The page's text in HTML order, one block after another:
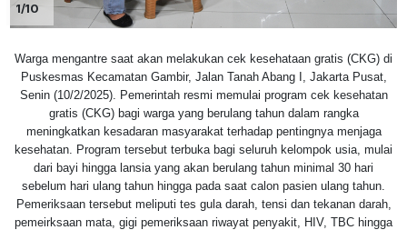
1/10
Warga mengantre saat akan melakukan cek kesehataan gratis (CKG) di
Puskesmas Kecamatan Gambir, Jalan Tanah Abang I, Jakarta Pusat,
Senin (10/2/2025). Pemerintah resmi memulai program cek kesehatan
gratis (CKG) bagi warga yang berulang tahun dalam rangka
meningkatkan kesadaran masyarakat terhadap pentingnya menjaga
kesehatan. Program tersebut terbuka bagi seluruh kelompok usia, mulai
dari bayi hingga lansia yang akan berulang tahun minimal 30 hari
sebelum hari ulang tahun hingga pada saat calon pasien ulang tahun.
Pemeriksaan tersebut meliputi tes gula darah, tensi dan tekanan darah,
pemeirksaan mata, gigi pemeriksaan riwayat penyakit, HIV, TBC hingga